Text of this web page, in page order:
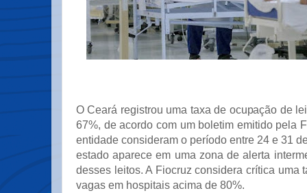
O Ceará registrou uma taxa de ocupação de
67%, de acordo com um boletim emitido pela
entidade consideram o período entre 24 e 31
estado aparece em uma zona de alerta
desses leitos. A Fiocruz considera crítica uma
vagas em hospitais acima de 80%.